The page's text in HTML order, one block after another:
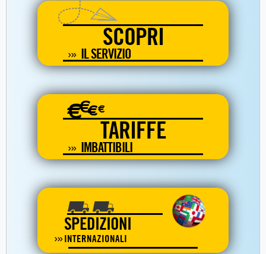
SCOPRI
IL SERVIZIO
€€€€
TARIFFE
IMBATTIBILI
SPEDIZIONI
INTERNAZIONALI